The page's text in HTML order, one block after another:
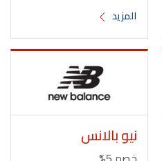
المزيد
نيو بالانس